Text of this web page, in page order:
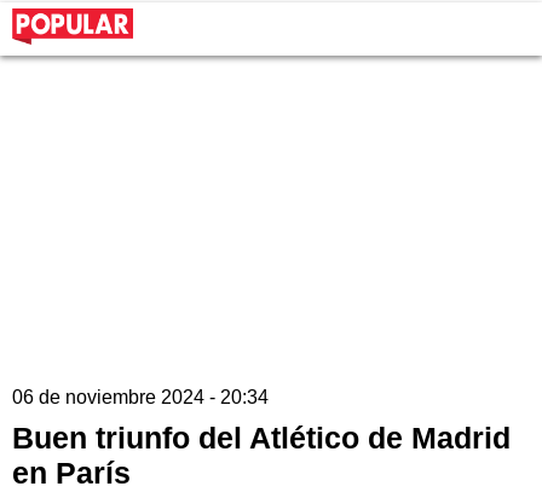
06 de noviembre 2024 - 20:34
Buen triunfo del Atlético de Madrid
en París